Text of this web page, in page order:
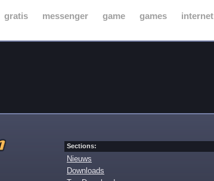
gratis messenger game games internet
Sections:
Nieuws
Downloads